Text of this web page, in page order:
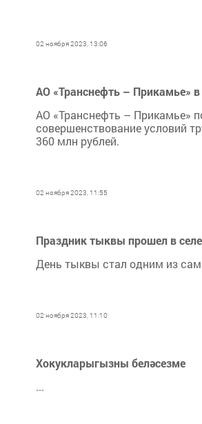
02 ноября 2023, 13:06
АО «Транснефть – Прикамье» в
АО «Транснефть – Прикамье»
совершенствование условий
360 млн рублей.
02 ноября 2023, 11:55
Праздник тыквы прошел в
День тыквы стал одним из
02 ноября 2023, 11:10
Хокукларыгызны беләсезме
...